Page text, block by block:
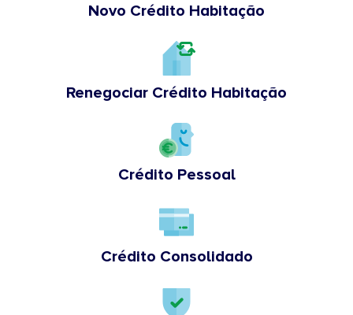
Novo Crédito Habitação
Renegociar Crédito Habitação
Crédito Pessoal
Crédito Consolidado